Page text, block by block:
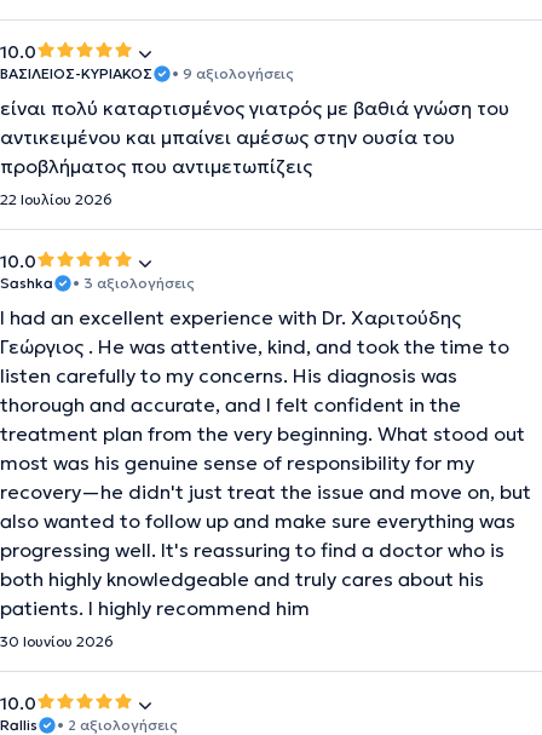
10.0
ΒΑΣΙΛΕΙΟΣ-ΚΥΡΙΑΚΟΣ • 9 αξιολογήσεις
είναι πολύ καταρτισμένος γιατρός με βαθιά γνώση του
αντικειμένου και μπαίνει αμέσως στην ουσία του
προβλήματος που αντιμετωπίζεις
22 Ιουλίου 2026
10.0
Sashka • 3 αξιολογήσεις
I had an excellent experience with Dr. Χαριτούδης
Γεώργιος . He was attentive, kind, and took the time to
listen carefully to my concerns. His diagnosis was
thorough and accurate, and I felt confident in the
treatment plan from the very beginning. What stood out
most was his genuine sense of responsibility for my
recovery—he didn't just treat the issue and move on, but
also wanted to follow up and make sure everything was
progressing well. It's reassuring to find a doctor who is
both highly knowledgeable and truly cares about his
patients. I highly recommend him
30 Ιουνίου 2026
10.0
Rallis • 2 αξιολογήσεις